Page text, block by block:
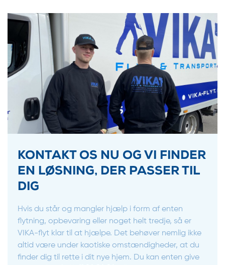
KONTAKT OS NU OG VI FINDER
EN LØSNING, DER PASSER TIL
DIG
Hvis du står og mangler hjælp i form af enten
flytning, opbevaring eller noget helt tredje, så er
VIKA-flyt klar til at hjælpe. Det behøver nemlig ikke
altid være under kaotiske omstændigheder, at du
finder dig til rette i dit nye hjem. Du kan enten give